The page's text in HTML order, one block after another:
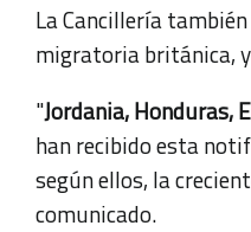
La Cancillería
migratoria británica,
"Jordania, Honduras,
han recibido esta
según ellos, la
comunicado.